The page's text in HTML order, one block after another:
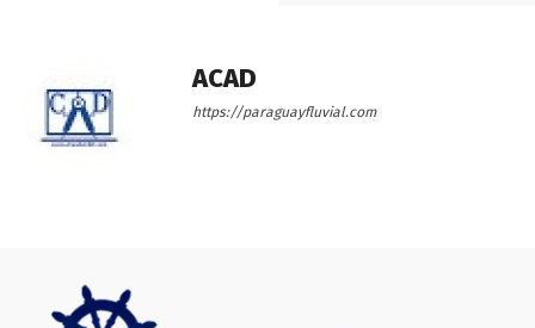
ACAD
https://paraguayfluvial.com